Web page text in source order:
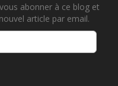
abonner à ce blog et
article par email.